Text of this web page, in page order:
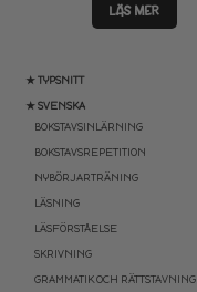
★ TYPSNITT
★ SVENSKA
BOKSTAVSINLÄRNING
BOKSTAVSREPETITION
NYBÖRJARTRÄNING
LÄSNING
LÄSFÖRSTÅELSE
SKRIVNING
GRAMMATIK OCH RÄTTSTAVNING
LÄS MER